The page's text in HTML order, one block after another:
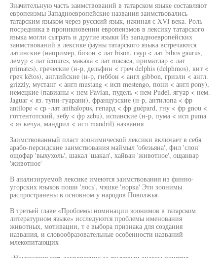
Значительную часть заимствований в татарском языке составляют
европеизмы Западноевропейские названия заимствовались
татарским языком через русский язык, начиная с XVI века. Роль
посредника в проникновении европеизмов в лексику татарского
языка могли сыграть и другие языки Из западноевропейских
заимствований в лексике фауны татарского языка встречаются
латинские (например, бизон < лат bison, гаур < лат bibos gaurus,
лемур < лат ïemures, макака < лат macaca, приматлар < лат
primates), греческие (н-р, дельфин < греч delphis (delphmos), кит <
греч këtos), английские (н-р, гиббон < англ gibbon, гризли < англ.
grizzly, мустанг < англ mustang < исп mestengo, пони < англ pony),
немецкие (павианы < нем Pavian, пудель < нем Pudel, ягуар < нем.
Jaguar < яз. тупи-гуарани), французские (н-р, антилопа < фр
antilope < ср -лат anthalopus, гепард < фр guépard, гну < фр gnou <
готтентотский, зебу < фр zebu), испанские (н-р, пума < исп puma
< яз кечуа, мандрил < исп mandril) названия
Заимствованный пласт зоонимической лексики включает в себя
арабо-персидские заимствования маймыл 'обезьяна', фил 'слон'
ощофар 'выхухоль', шакал 'шакал', хайван 'животное', ощанвар
'животное'
В анализируемой лексике имеются заимствования из финно-
угорских языков поши 'лось', чэшке 'норка' Эти зоонимы
распространены в основном у народов Поволжья.
В третьей главе «Проблемы номинации зоонимов в татарском
литературном языке» исследуются проблемы именования
животных, мотивации, т е выбора признака для создания
названия, и словообразовательные особенности названий
млекопитающих